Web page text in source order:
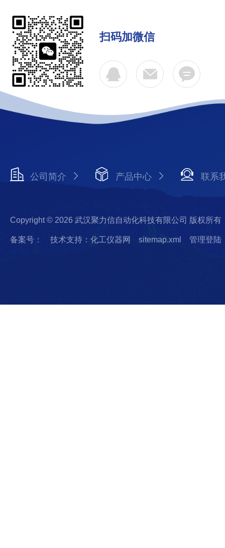
扫码加微信
公司简介 产品中心 联系
Copyright © 2026 武汉聚力信自动化科技有限公司 版权所有
备案号： 技术支持：化工仪器网 sitemap.xml 管理登陆